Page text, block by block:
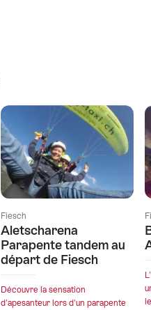
Fiesch
Aletscharena
Parapente tandem au
départ de Fiesch
Découvre la sensation
d'apesanteur lors d'un parapente